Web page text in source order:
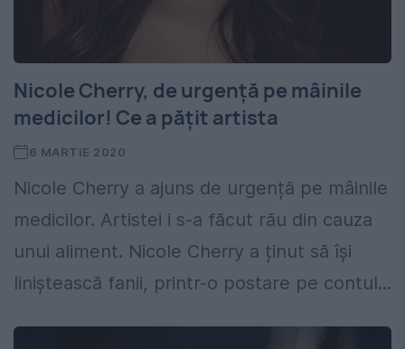
Nicole Cherry, de urgență pe mâinile
medicilor! Ce a pățit artista
6 MARTIE 2020
Nicole Cherry a ajuns de urgență pe mâinile
medicilor. Artistei i s-a făcut rău din cauza
unui aliment. Nicole Cherry a ținut să își
liniștească fanii, printr-o postare pe contul...